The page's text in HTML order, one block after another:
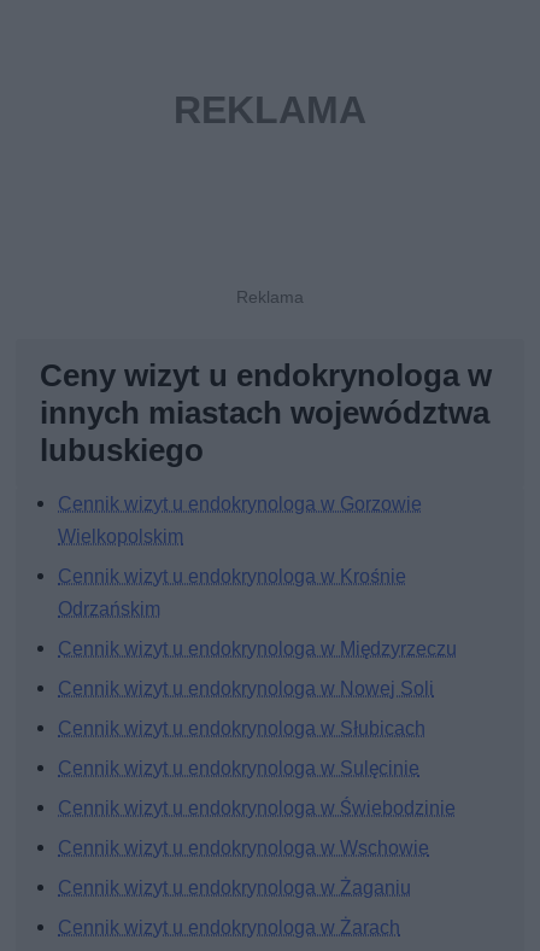
Ceny wizyt u endokrynologa w
innych miastach województwa
lubuskiego
Cennik wizyt u endokrynologa w Gorzowie
Wielkopolskim
Cennik wizyt u endokrynologa w Krośnie
Odrzańskim
Cennik wizyt u endokrynologa w Międzyrzeczu
Cennik wizyt u endokrynologa w Nowej Soli
Cennik wizyt u endokrynologa w Słubicach
Cennik wizyt u endokrynologa w Sulęcinie
Cennik wizyt u endokrynologa w Świebodzinie
Cennik wizyt u endokrynologa w Wschowie
Cennik wizyt u endokrynologa w Żaganiu
Cennik wizyt u endokrynologa w Żarach